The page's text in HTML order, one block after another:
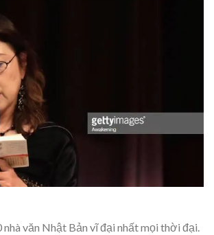
nhà văn Nhật Bản vĩ đại nhất mọi thời đại.